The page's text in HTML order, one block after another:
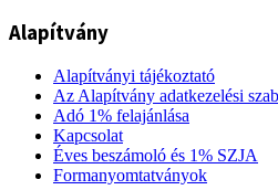
Alapítvány
Alapítványi tájékoztató
Az Alapítvány adatkezelési
Adó 1% felajánlása
Kapcsolat
Éves beszámoló és 1% SZJA
Formanyomtatványok